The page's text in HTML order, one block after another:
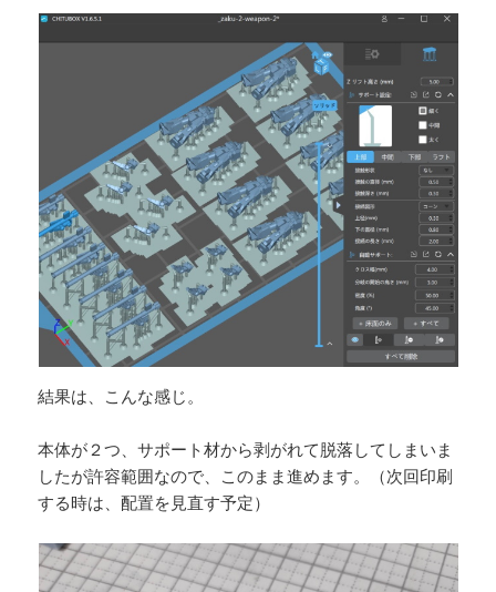
結果は、こんな感じ。
本体が２つ、サポート材から剥がれて脱落してしまいま
したが許容範囲なので、このまま進めます。（次回印刷
する時は、配置を見直す予定）